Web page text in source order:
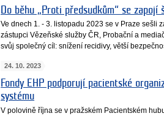
Do běhu „Proti předsudkům“ se
Ve dnech 1. - 3. listopadu 2023 se v Praze sešli
zástupci Vězeňské služby ČR, Probační a
svůj společný cíl: snížení recidivy, větší
24. 10. 2023
Fondy EHP podporují pacientské
systému
V polovině října se v pražském Pacientském